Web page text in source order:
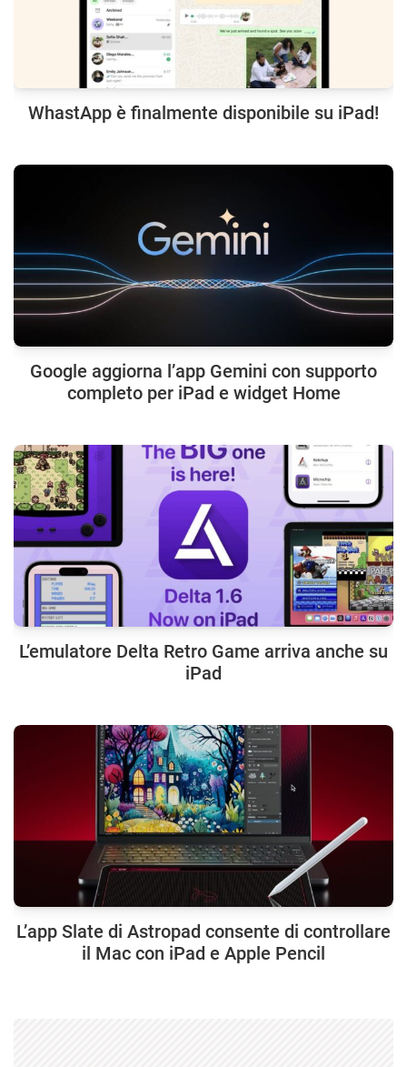
WhastApp è finalmente disponibile su iPad!
Google aggiorna l’app Gemini con supporto
completo per iPad e widget Home
L’emulatore Delta Retro Game arriva anche su
iPad
L’app Slate di Astropad consente di controllare
il Mac con iPad e Apple Pencil